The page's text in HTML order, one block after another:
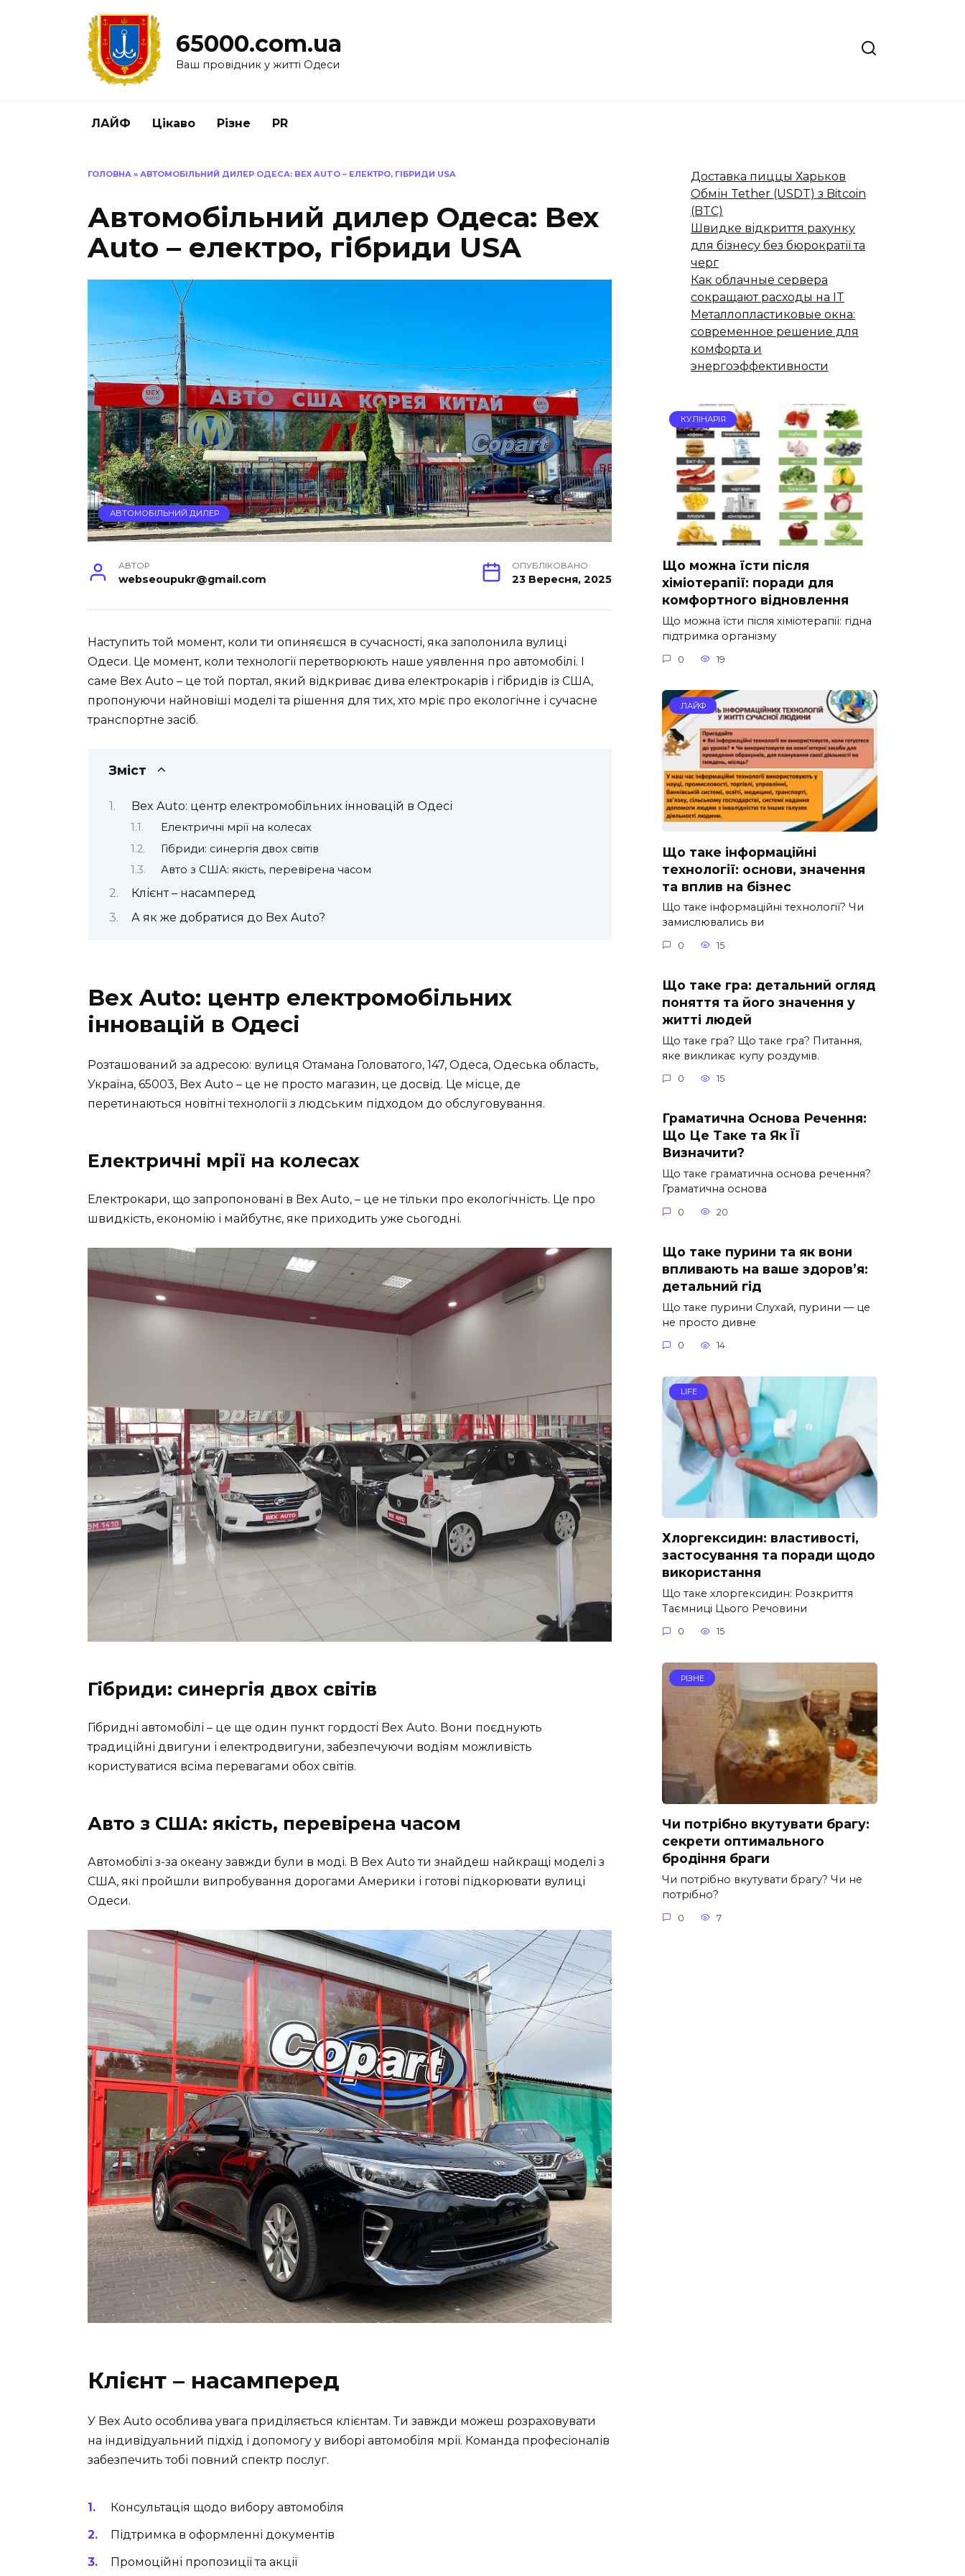
65000.com.ua
Ваш провідник у житті Одеси
ЛАЙФ Цікаво Різне PR
ГОЛОВНА » АВТОМОБІЛЬНИЙ ДИЛЕР ОДЕСА: BEX AUTO – ЕЛЕКТРО, ГІБРИДИ USA
Автомобільний дилер Одеса: Bex
Auto – електро, гібриди USA
АВТОМОБІЛЬНИЙ ДИЛЕР
АВТОР
webseoupukr@gmail.com
ОПУБЛІКОВАНО
23 Вересня, 2025
Наступить той момент, коли ти опиняєшся в сучасності, яка заполонила вулиці
Одеси. Це момент, коли технології перетворюють наше уявлення про автомобілі. І
саме Bex Auto – це той портал, який відкриває дива електрокарів і гібридів із США,
пропонуючи найновіші моделі та рішення для тих, хто мріє про екологічне і сучасне
транспортне засіб.
Зміст
Bex Auto: центр електромобільних інновацій в Одесі
Електричні мрії на колесах
Гібриди: синергія двох світів
Авто з США: якість, перевірена часом
Клієнт – насамперед
А як же добратися до Bex Auto?
Bex Auto: центр електромобільних
інновацій в Одесі
Розташований за адресою: вулиця Отамана Головатого, 147, Одеса, Одеська область,
Україна, 65003, Bex Auto – це не просто магазин, це досвід. Це місце, де
перетинаються новітні технології з людським підходом до обслуговування.
Електричні мрії на колесах
Електрокари, що запропоновані в Bex Auto, – це не тільки про екологічність. Це про
швидкість, економію і майбутнє, яке приходить уже сьогодні.
Гібриди: синергія двох світів
Гібридні автомобілі – це ще один пункт гордості Bex Auto. Вони поєднують
традиційні двигуни і електродвигуни, забезпечуючи водіям можливість
користуватися всіма перевагами обох світів.
Авто з США: якість, перевірена часом
Автомобілі з-за океану завжди були в моді. В Bex Auto ти знайдеш найкращі моделі з
США, які пройшли випробування дорогами Америки і готові підкорювати вулиці
Одеси.
Клієнт – насамперед
У Bex Auto особлива увага приділяється клієнтам. Ти завжди можеш розраховувати
на індивідуальний підхід і допомогу у виборі автомобіля мрії. Команда професіоналів
забезпечить тобі повний спектр послуг.
Консультація щодо вибору автомобіля
Підтримка в оформленні документів
Промоційні пропозиції та акції
Доставка пиццы Харьков
Обмін Tether (USDT) з Bitcoin
(BTC)
Швидке відкриття рахунку
для бізнесу без бюрократії та
черг
Как облачные сервера
сокращают расходы на IT
Металлопластиковые окна:
современное решение для
комфорта и
энергоэффективности
КУЛІНАРІЯ
Що можна їсти після
хіміотерапії: поради для
комфортного відновлення
Що можна їсти після хіміотерапії: гідна
підтримка організму
0 19
ЛАЙФ
Що таке інформаційні
технології: основи, значення
та вплив на бізнес
Що таке інформаційні технології? Чи
замислювались ви
0 15
Що таке гра: детальний огляд
поняття та його значення у
житті людей
Що таке гра? Що таке гра? Питання,
яке викликає купу роздумів.
0 15
Граматична Основа Речення:
Що Це Таке та Як Її
Визначити?
Що таке граматична основа речення?
Граматична основа
0 20
Що таке пурини та як вони
впливають на ваше здоров’я:
детальний гід
Що таке пурини Слухай, пурини — це
не просто дивне
0 14
LIFE
Хлоргексидин: властивості,
застосування та поради щодо
використання
Що таке хлоргексидин: Розкриття
Таємниці Цього Речовини
0 15
РІЗНЕ
Чи потрібно вкутувати брагу:
секрети оптимального
бродіння браги
Чи потрібно вкутувати брагу? Чи не
потрібно?
0 7